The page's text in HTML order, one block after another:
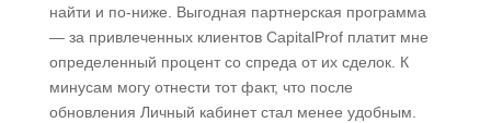
найти и по-ниже. Выгодная партнерская программа
— за привлеченных клиентов CapitalProf платит мне
определенный процент со спреда от их сделок. К
минусам могу отнести тот факт, что после
обновления Личный кабинет стал менее удобным.